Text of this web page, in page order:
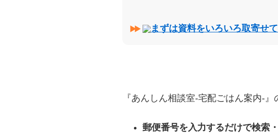
まずは資料をいろいろ取寄せ
『あんしん相談室‐宅配ごはん案内‐』
郵便番号を入力するだけで検索